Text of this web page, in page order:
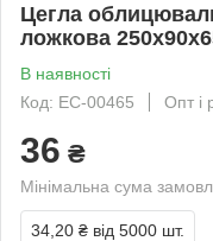
Цегла
ложкова
В наявності
Код: EC-00465
Опт і
36 ₴
Мінімальна сума
34,20 ₴ від 5000 шт.